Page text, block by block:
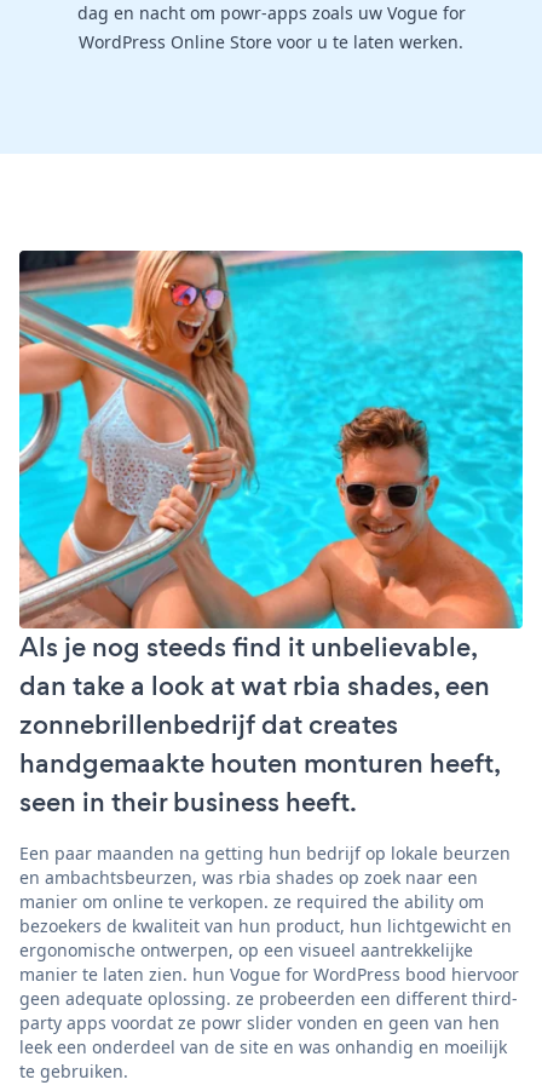
dag en nacht om powr-apps zoals uw Vogue for
WordPress Online Store voor u te laten werken.
Als je nog steeds find it unbelievable,
dan take a look at wat rbia shades, een
zonnebrillenbedrijf dat creates
handgemaakte houten monturen heeft,
seen in their business heeft.
Een paar maanden na getting hun bedrijf op lokale beurzen
en ambachtsbeurzen, was rbia shades op zoek naar een
manier om online te verkopen. ze required the ability om
bezoekers de kwaliteit van hun product, hun lichtgewicht en
ergonomische ontwerpen, op een visueel aantrekkelijke
manier te laten zien. hun Vogue for WordPress bood hiervoor
geen adequate oplossing. ze probeerden een different third-
party apps voordat ze powr slider vonden en geen van hen
leek een onderdeel van de site en was onhandig en moeilijk
te gebruiken.